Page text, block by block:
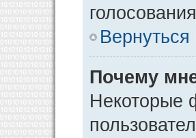
Вернуться
Почему
Некоторые